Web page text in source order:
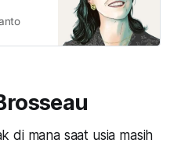
nggak
di mana saat usia masih